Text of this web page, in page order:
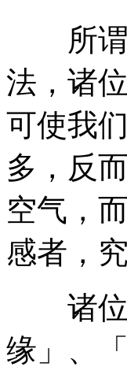
所谓
法，诸
可使我
多，反
空气，
感者，
诸位
缘」、